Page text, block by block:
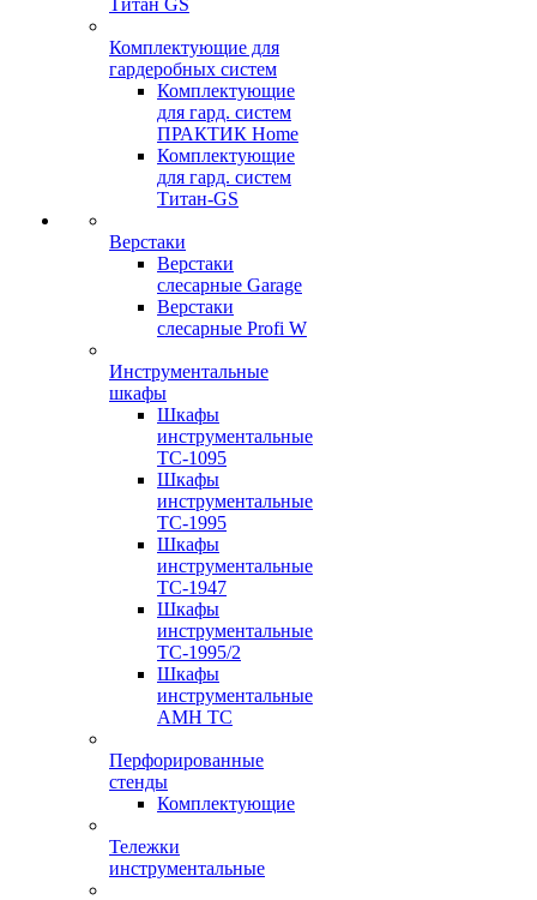
Титан GS
Комплектующие для
гардеробных систем
Комплектующие
для гард. систем
ПРАКТИК Home
Комплектующие
для гард. систем
Титан-GS
Верстаки
Верстаки
слесарные Garage
Верстаки
слесарные Profi W
Инструментальные
шкафы
Шкафы
инструментальные
TC-1095
Шкафы
инструментальные
TC-1995
Шкафы
инструментальные
TC-1947
Шкафы
инструментальные
TC-1995/2
Шкафы
инструментальные
AMH TC
Перфорированные
стенды
Комплектующие
Тележки
инструментальные